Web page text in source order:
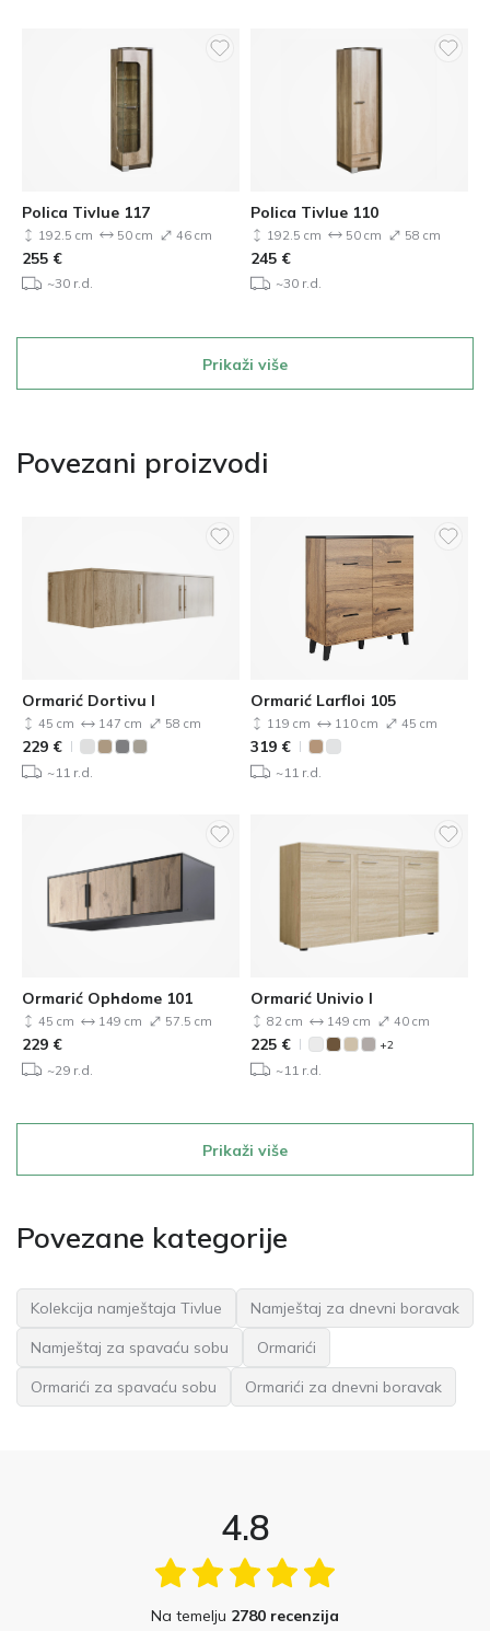
Polica Tivlue 117
192.5 cm 50 cm 46 cm
255 €
~30 r.d.
Polica Tivlue 110
192.5 cm 50 cm 58 cm
245 €
~30 r.d.
Prikaži više
Povezani proizvodi
Ormarić Dortivu I
45 cm 147 cm 58 cm
229 €
~11 r.d.
Ormarić Larfloi 105
119 cm 110 cm 45 cm
319 €
~11 r.d.
Ormarić Ophdome 101
45 cm 149 cm 57.5 cm
229 €
~29 r.d.
Ormarić Univio I
82 cm 149 cm 40 cm
225 € +2
~11 r.d.
Prikaži više
Povezane kategorije
Kolekcija namještaja Tivlue
Namještaj za dnevni boravak
Namještaj za spavaću sobu
Ormarići
Ormarići za spavaću sobu
Ormarići za dnevni boravak
4.8
Na temelju 2780 recenzija